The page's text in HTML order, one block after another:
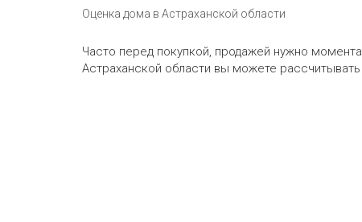
Оценка дома в Астраханской области
Часто перед покупкой, продажей нужно
Астраханской области вы можете